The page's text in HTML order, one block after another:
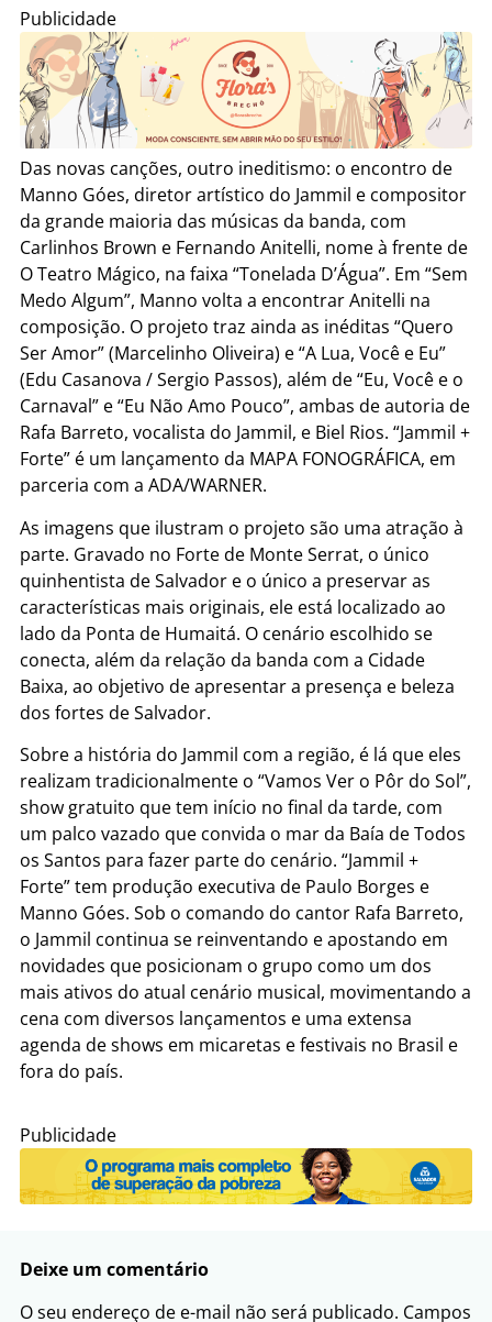
Publicidade
Das novas canções, outro ineditismo: o encontro de
Manno Góes, diretor artístico do Jammil e compositor
da grande maioria das músicas da banda, com
Carlinhos Brown e Fernando Anitelli, nome à frente de
O Teatro Mágico, na faixa “Tonelada D’Água”. Em “Sem
Medo Algum”, Manno volta a encontrar Anitelli na
composição. O projeto traz ainda as inéditas “Quero
Ser Amor” (Marcelinho Oliveira) e “A Lua, Você e Eu”
(Edu Casanova / Sergio Passos), além de “Eu, Você e o
Carnaval” e “Eu Não Amo Pouco”, ambas de autoria de
Rafa Barreto, vocalista do Jammil, e Biel Rios. “Jammil +
Forte” é um lançamento da MAPA FONOGRÁFICA, em
parceria com a ADA/WARNER.
As imagens que ilustram o projeto são uma atração à
parte. Gravado no Forte de Monte Serrat, o único
quinhentista de Salvador e o único a preservar as
características mais originais, ele está localizado ao
lado da Ponta de Humaitá. O cenário escolhido se
conecta, além da relação da banda com a Cidade
Baixa, ao objetivo de apresentar a presença e beleza
dos fortes de Salvador.
Sobre a história do Jammil com a região, é lá que eles
realizam tradicionalmente o “Vamos Ver o Pôr do Sol”,
show gratuito que tem início no final da tarde, com
um palco vazado que convida o mar da Baía de Todos
os Santos para fazer parte do cenário. “Jammil +
Forte” tem produção executiva de Paulo Borges e
Manno Góes. Sob o comando do cantor Rafa Barreto,
o Jammil continua se reinventando e apostando em
novidades que posicionam o grupo como um dos
mais ativos do atual cenário musical, movimentando a
cena com diversos lançamentos e uma extensa
agenda de shows em micaretas e festivais no Brasil e
fora do país.
Publicidade
Deixe um comentário
O seu endereço de e-mail não será publicado. Campos